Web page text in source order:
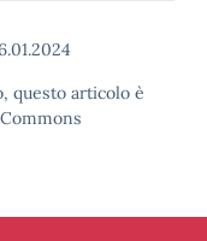
questo articolo è